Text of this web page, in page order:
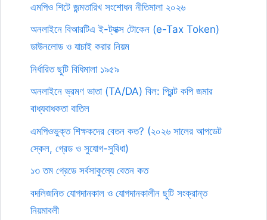
এমপিও শিটে জন্মতারিখ সংশোধন নীতিমালা ২০২৬
অনলাইনে বিআরটিএ ই-ট্যাক্স টোকেন (e-Tax Token)
ডাউনলোড ও যাচাই করার নিয়ম
নির্ধারিত ছুটি বিধিমালা ১৯৫৯
অনলাইনে ভ্রমণ ভাতা (TA/DA) বিল: প্রিন্ট কপি জমার
বাধ্যবাধকতা বাতিল
এমপিওভুক্ত শিক্ষকদের বেতন কত? (২০২৬ সালের আপডেট
স্কেল, গ্রেড ও সুযোগ-সুবিধা)
১৩ তম গ্রেডে সর্বসাকুল্যে বেতন কত
বদলিজনিত যোগদানকাল ও যোগদানকালীন ছুটি সংক্রান্ত
নিয়মাবলী